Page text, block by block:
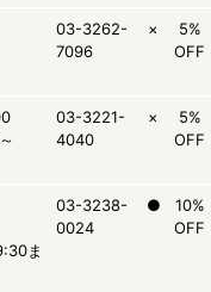
03-3262-
7096
×
5%
OFF
03-3221-
4040
×
5%
OFF
ま
03-3238-
0024
●
10%
OFF